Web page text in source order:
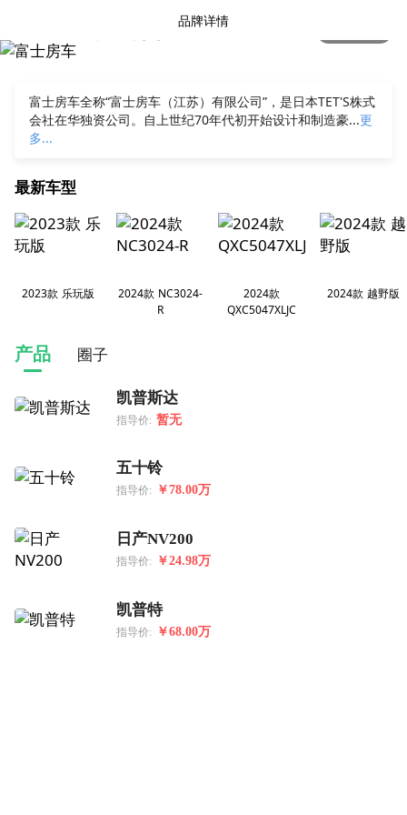
品牌详情
富士房车全称“富士房车（江苏）有限公司”，是日本TET'S株式
会社在华独资公司。自上世纪70年代初开始设计和制造豪...更
多...
最新车型
2023款 乐玩版
2024款 NC3024-
R
2024款
QXC5047XLJC
2024款 越野版
产品 圈子
凯普斯达
指导价: 暂无
五十铃
指导价: ￥78.00万
日产NV200
指导价: ￥24.98万
凯普特
指导价: ￥68.00万